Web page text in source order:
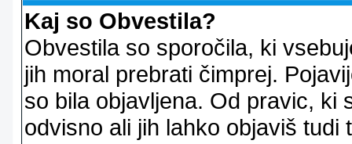
Kaj so Obvestila?
Obvestila so sporočila, ki
jih moral prebrati čimprej.
so bila objavljena. Od pravic, ki
odvisno ali jih lahko objaviš